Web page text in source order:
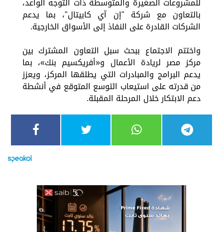
بالتعاون مع شركة "إن آي كابيتال"، بما يدعم
الشركات القادرة على النفاذ إلى الأسواق الخارجية.
واختتم الاجتماع ببحث سبل التعاون المشترك بين
مركز مصر لريادة الأعمال و«أفريكسيم بنك»، بما
يدعم البرامج والمبادرات التي يطلقها المركز، ويعزز
من قدرته على استيعاب التوسع المتوقع في أنشطة
دعم الابتكار خلال المرحلة المقبلة.